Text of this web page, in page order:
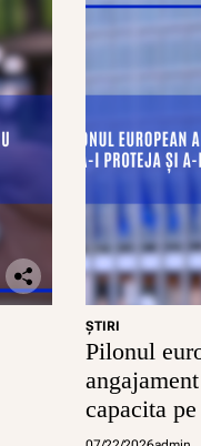
ŞTIRI
Pilonul
capacita